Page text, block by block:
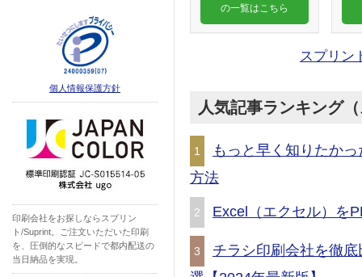
個人情報保護方針
印刷会社をお探しならスプリン
ト/Suprint。ご注文いただいた印刷
を、圧倒的なスピードで都内配送の
当日納品を実現。
の一覧はこちら
スプリン
人気記事ランキング
1
もっと早く知りたか
方法
2 Excel（エクセル）を
3
チラシ印刷会社を徹